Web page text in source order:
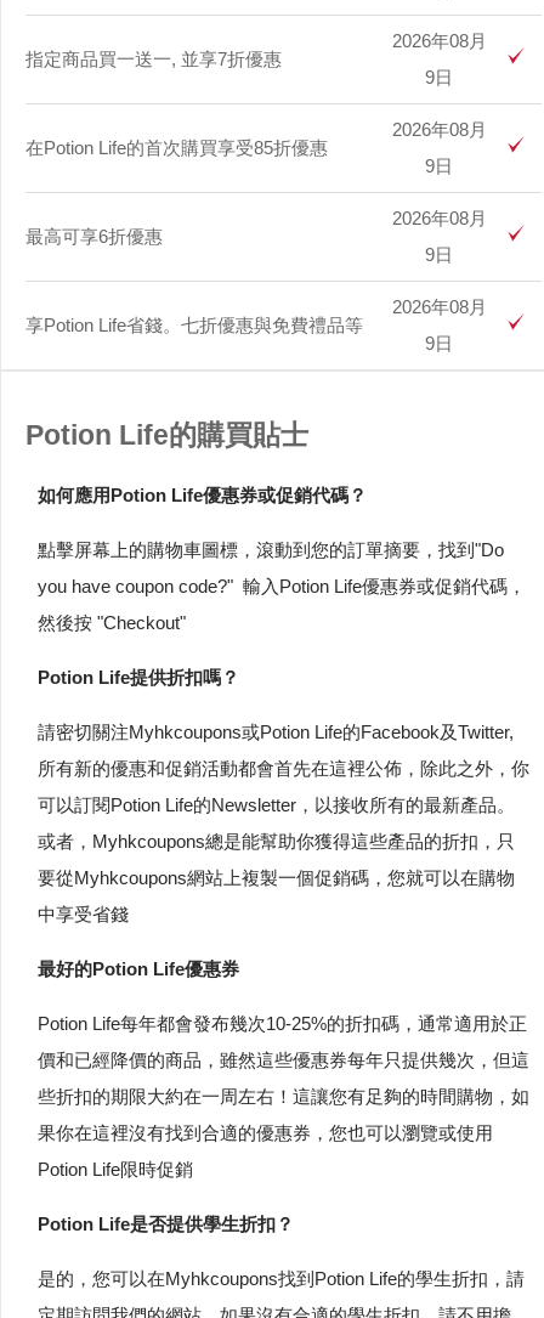
指定商品買一送一, 並享7折優惠
2026年08月
9日
在Potion Life的首次購買享受85折優惠
2026年08月
9日
最高可享6折優惠
2026年08月
9日
享Potion Life省錢。七折優惠與免費禮品等
2026年08月
9日
Potion Life的購買貼士
如何應用Potion Life優惠券或促銷代碼？
點擊屏幕上的購物車圖標，滾動到您的訂單摘要，找到"Do
you have coupon code?" 輸入Potion Life優惠券或促銷代碼，
然後按 "Checkout"
Potion Life提供折扣嗎？
請密切關注Myhkcoupons或Potion Life的Facebook及Twitter,
所有新的優惠和促銷活動都會首先在這裡公佈，除此之外，你
可以訂閱Potion Life的Newsletter，以接收所有的最新產品。
或者，Myhkcoupons總是能幫助你獲得這些產品的折扣，只
要從Myhkcoupons網站上複製一個促銷碼，您就可以在購物
中享受省錢
最好的Potion Life優惠券
Potion Life每年都會發布幾次10-25%的折扣碼，通常適用於正
價和已經降價的商品，雖然這些優惠券每年只提供幾次，但這
些折扣的期限大約在一周左右！這讓您有足夠的時間購物，如
果你在這裡沒有找到合適的優惠券，您也可以瀏覽或使用
Potion Life限時促銷
Potion Life是否提供學生折扣？
是的，您可以在Myhkcoupons找到Potion Life的學生折扣，請